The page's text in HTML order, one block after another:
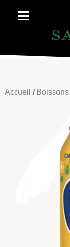
Accueil / Boissons